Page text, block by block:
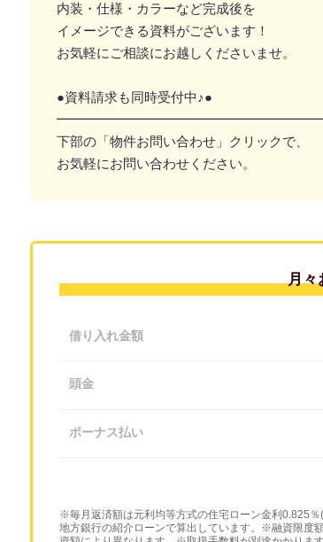
内装・仕様・カラーなど完成後を
イメージできる資料がございます！
お気軽にご相談にお越しくださいませ。
●資料請求も同時受付中♪●
下部の「物件お問い合わせ」クリックで、
お気軽にお問い合わせください。
月々
借り入れ金額
頭金
ボーナス払い
※毎月返済額は元利均等方式の住宅ローン金利0.825
地方銀行の紹介ローンで算出しています。※融資限度